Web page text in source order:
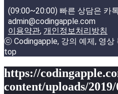
(09:00~20:00) 빠른 상담은 카
admin@codingapple.com
이용약관, 개인정보처리방침
ⓒ Codingapple, 강의 예제, 영상
top
https://
content/uploads/